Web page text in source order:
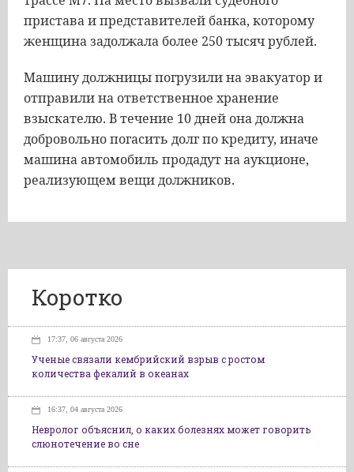
пристава и представителей банка, которому
женщина задолжала более 250 тысяч рублей.
Машину должницы погрузили на эвакуатор и
отправили на ответственное хранение
взыскателю. В течение 10 дней она должна
добровольно погасить долг по кредиту, иначе
машина автомобиль продадут на аукционе,
реализующем вещи должников.
Коротко
17:37, 06 августа 2026
Ученые связали кембрийский взрыв с ростом
количества фекалий в океанах
16:37, 04 августа 2026
Невролог объяснил, о каких болезнях может говорить
слюнотечение во сне